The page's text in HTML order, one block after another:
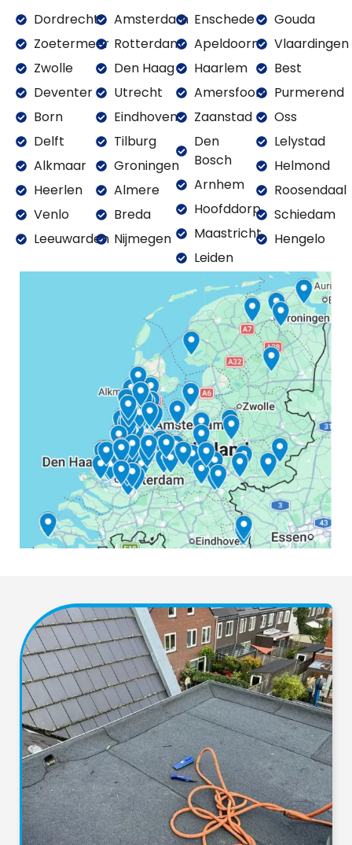
Dordrecht
Zoetermeer
Zwolle
Deventer
Born
Delft
Alkmaar
Heerlen
Venlo
Leeuwarden
Amsterdam
Rotterdam
Den Haag
Utrecht
Eindhoven
Tilburg
Groningen
Almere
Breda
Nijmegen
Enschede
Apeldoorn
Haarlem
Amersfoort
Zaanstad
Den
Bosch
Arnhem
Hoofddorp
Maastricht
Leiden
Gouda
Vlaardingen
Best
Purmerend
Oss
Lelystad
Helmond
Roosendaal
Schiedam
Hengelo